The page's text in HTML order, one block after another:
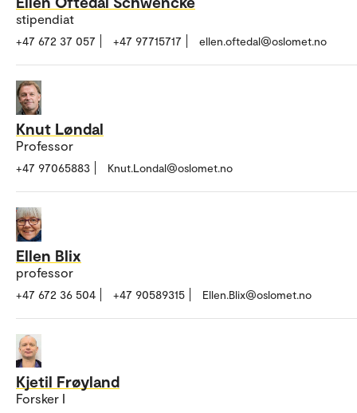
stipendiat
+47 672 37 057 +47 97715717 ellen.oftedal@oslomet.no
Knut Løndal
Professor
+47 97065883 Knut.Londal@oslomet.no
Ellen Blix
professor
+47 672 36 504 +47 90589315 Ellen.Blix@oslomet.no
Kjetil Frøyland
Forsker I